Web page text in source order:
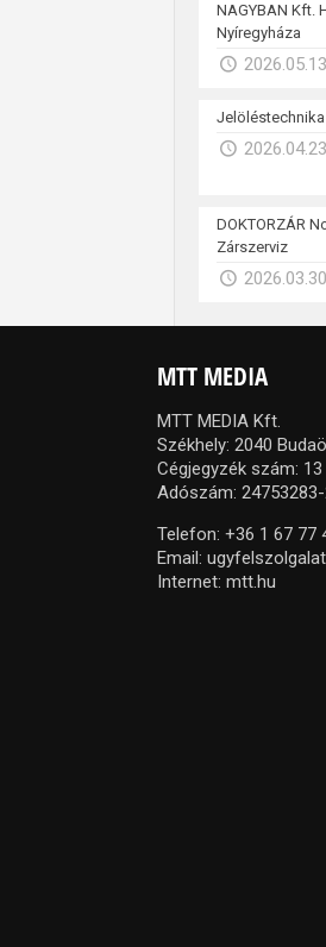
NAGYBAN Kft.
Nyíregyháza
DOKTORZÁR
Zárszerviz
MTT MEDIA
MTT MEDIA Kft.
Székhely: 2040
Cégjegyzék szám:
Adószám:
Telefon:+36 1 67 77
Email:
Internet:mtt.hu